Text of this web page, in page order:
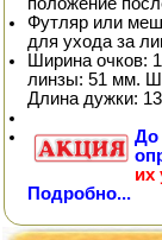
Футляр или
для ухода за
Ширина очков:
линзы: 51 мм.
Длина дужки:
До
их
Подробно...